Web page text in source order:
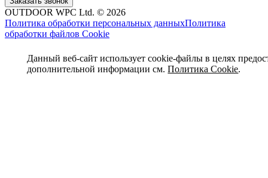
OUTDOOR WPC Ltd. © 2026
Политика обработки персональных данныхПолитика
обработки файлов Cookie
Данный веб-сайт использует cookie-файлы в целях
дополнительной информации см.Политика Cookie.